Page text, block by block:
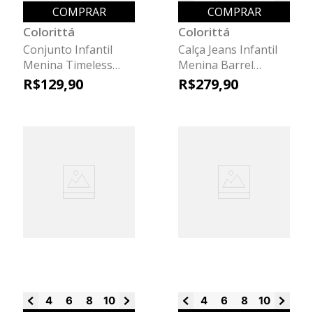
COMPRAR
Colorittá
Conjunto Infantil
Menina Timeless
Colorittá Marrom
R$129,90
COMPRAR
Colorittá
Calça Jeans Infantil
Menina Barrel
Colorittá Azul
R$279,90
4 6 8 10 12 4 6 8 10 12